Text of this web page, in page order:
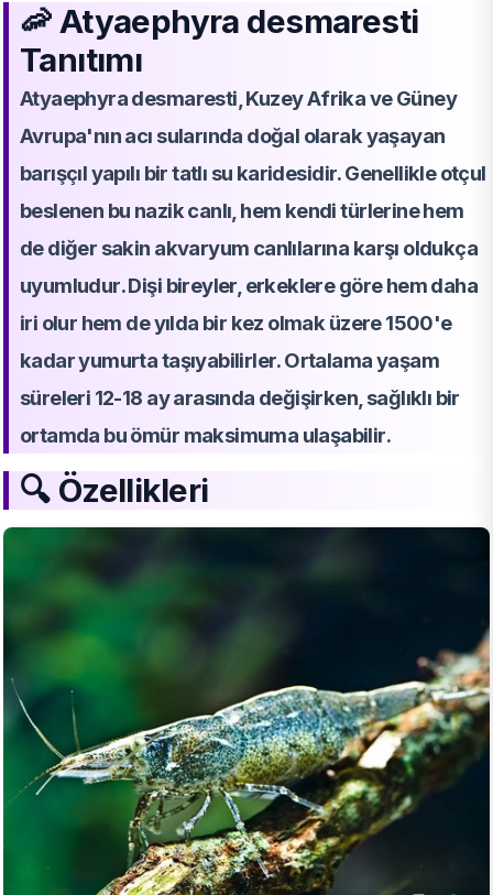
🦐 Atyaephyra desmaresti
Tanıtımı
Atyaephyra desmaresti, Kuzey Afrika ve Güney
Avrupa'nın acı sularında doğal olarak yaşayan
barışçıl yapılı bir tatlı su karidesidir. Genellikle otçul
beslenen bu nazik canlı, hem kendi türlerine hem
de diğer sakin akvaryum canlılarına karşı oldukça
uyumludur. Dişi bireyler, erkeklere göre hem daha
iri olur hem de yılda bir kez olmak üzere 1500'e
kadar yumurta taşıyabilirler. Ortalama yaşam
süreleri 12-18 ay arasında değişirken, sağlıklı bir
ortamda bu ömür maksimuma ulaşabilir.
🔍 Özellikleri